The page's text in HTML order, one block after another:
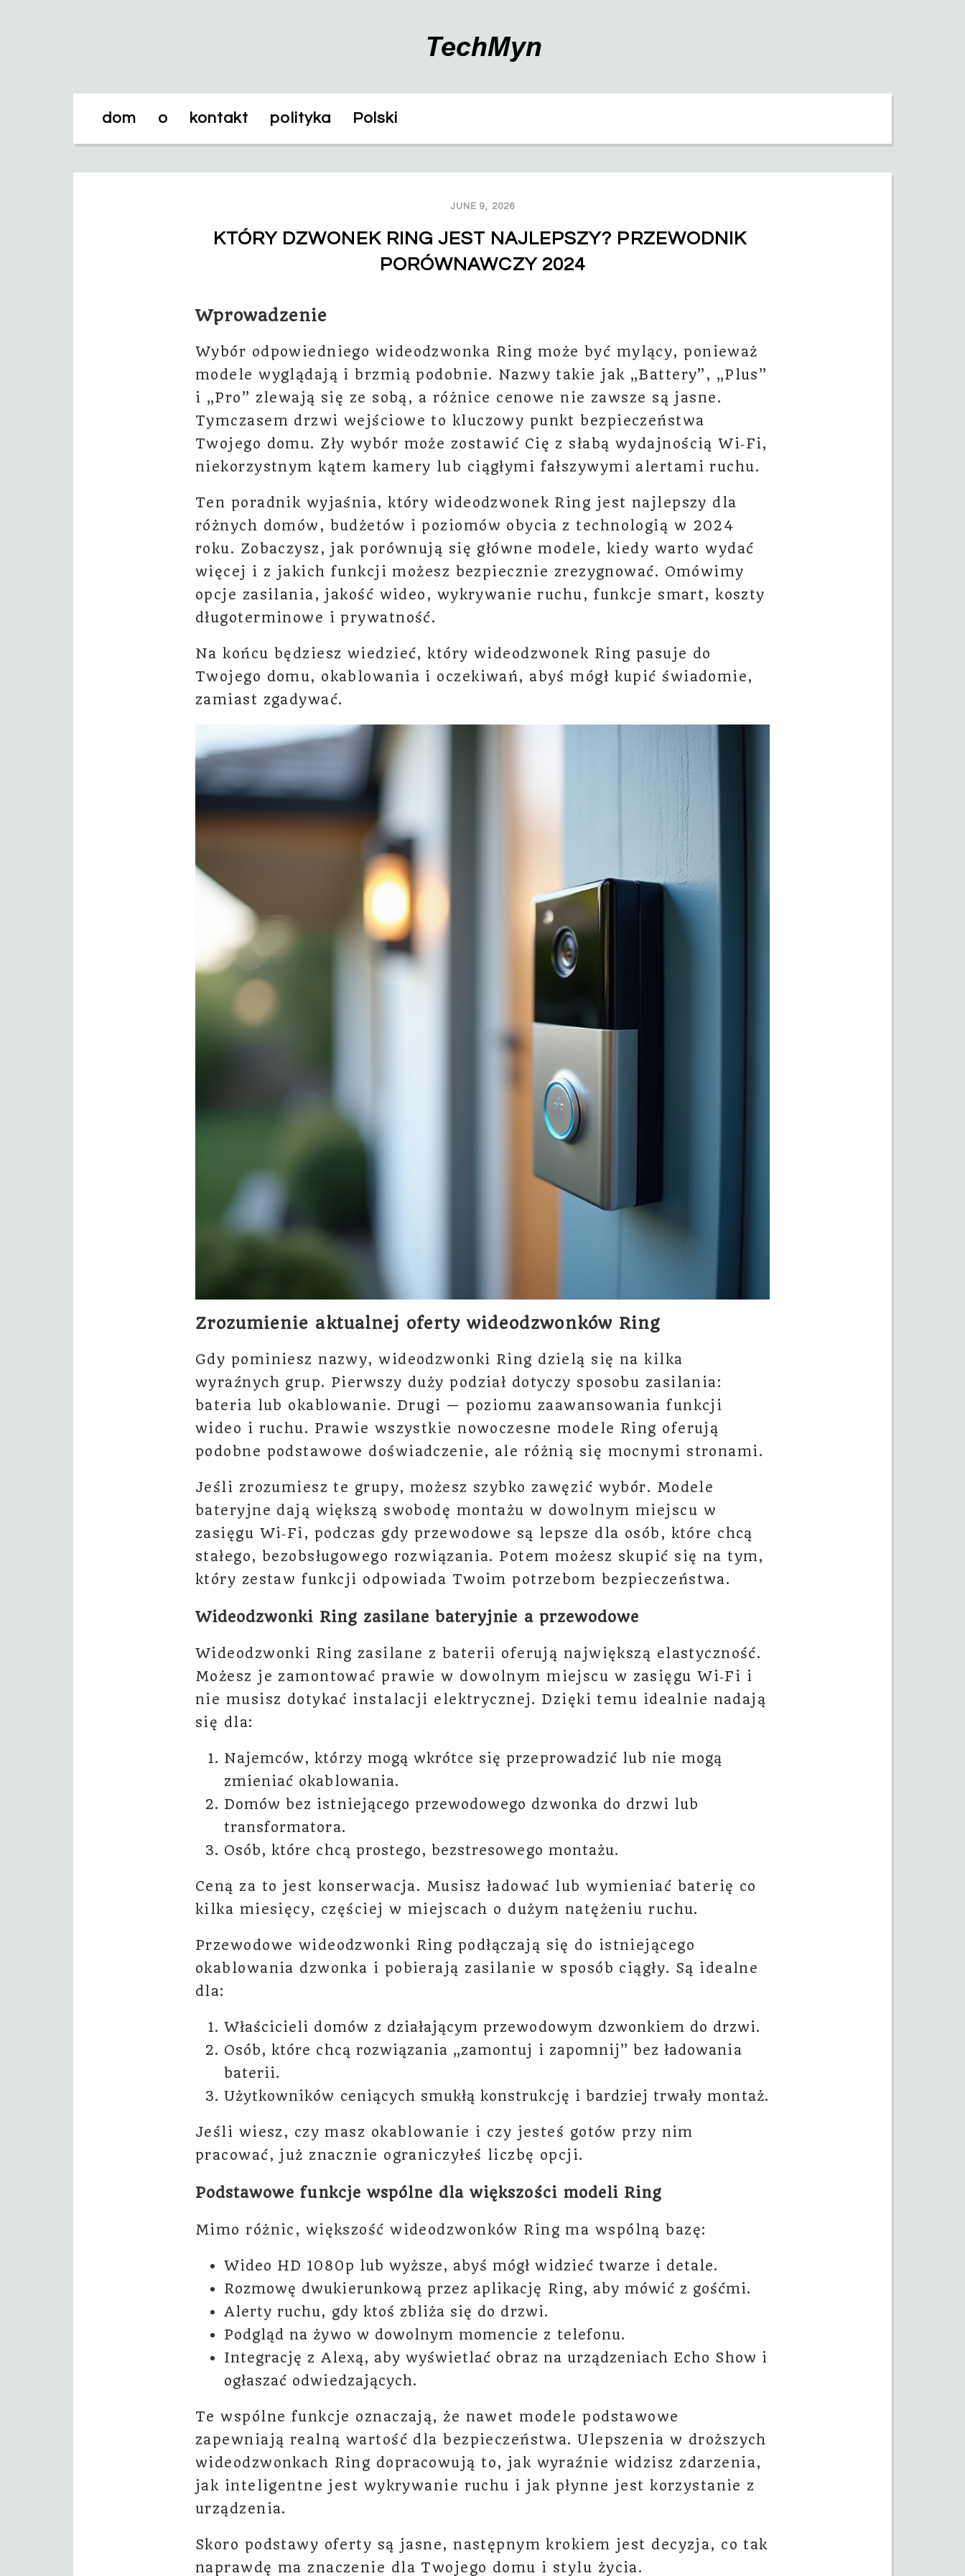
dom o kontakt polityka Polski
JUNE 9, 2026
KTÓRY DZWONEK RING JEST NAJLEPSZY? PRZEWODNIK
PORÓWNAWCZY 2024
Wprowadzenie
Wybór odpowiedniego wideodzwonka Ring może być mylący, ponieważ
modele wyglądają i brzmią podobnie. Nazwy takie jak „Battery”, „Plus”
i „Pro” zlewają się ze sobą, a różnice cenowe nie zawsze są jasne.
Tymczasem drzwi wejściowe to kluczowy punkt bezpieczeństwa
Twojego domu. Zły wybór może zostawić Cię z słabą wydajnością Wi‑Fi,
niekorzystnym kątem kamery lub ciągłymi fałszywymi alertami ruchu.
Ten poradnik wyjaśnia, który wideodzwonek Ring jest najlepszy dla
różnych domów, budżetów i poziomów obycia z technologią w 2024
roku. Zobaczysz, jak porównują się główne modele, kiedy warto wydać
więcej i z jakich funkcji możesz bezpiecznie zrezygnować. Omówimy
opcje zasilania, jakość wideo, wykrywanie ruchu, funkcje smart, koszty
długoterminowe i prywatność.
Na końcu będziesz wiedzieć, który wideodzwonek Ring pasuje do
Twojego domu, okablowania i oczekiwań, abyś mógł kupić świadomie,
zamiast zgadywać.
Zrozumienie aktualnej oferty wideodzwonków Ring
Gdy pominiesz nazwy, wideodzwonki Ring dzielą się na kilka
wyraźnych grup. Pierwszy duży podział dotyczy sposobu zasilania:
bateria lub okablowanie. Drugi — poziomu zaawansowania funkcji
wideo i ruchu. Prawie wszystkie nowoczesne modele Ring oferują
podobne podstawowe doświadczenie, ale różnią się mocnymi stronami.
Jeśli zrozumiesz te grupy, możesz szybko zawęzić wybór. Modele
bateryjne dają większą swobodę montażu w dowolnym miejscu w
zasięgu Wi‑Fi, podczas gdy przewodowe są lepsze dla osób, które chcą
stałego, bezobsługowego rozwiązania. Potem możesz skupić się na tym,
który zestaw funkcji odpowiada Twoim potrzebom bezpieczeństwa.
Wideodzwonki Ring zasilane bateryjnie a przewodowe
Wideodzwonki Ring zasilane z baterii oferują największą elastyczność.
Możesz je zamontować prawie w dowolnym miejscu w zasięgu Wi‑Fi i
nie musisz dotykać instalacji elektrycznej. Dzięki temu idealnie nadają
się dla:
Najemców, którzy mogą wkrótce się przeprowadzić lub nie mogą
zmieniać okablowania.
Domów bez istniejącego przewodowego dzwonka do drzwi lub
transformatora.
Osób, które chcą prostego, bezstresowego montażu.
Ceną za to jest konserwacja. Musisz ładować lub wymieniać baterię co
kilka miesięcy, częściej w miejscach o dużym natężeniu ruchu.
Przewodowe wideodzwonki Ring podłączają się do istniejącego
okablowania dzwonka i pobierają zasilanie w sposób ciągły. Są idealne
dla:
Właścicieli domów z działającym przewodowym dzwonkiem do drzwi.
Osób, które chcą rozwiązania „zamontuj i zapomnij” bez ładowania
baterii.
Użytkowników ceniących smukłą konstrukcję i bardziej trwały montaż.
Jeśli wiesz, czy masz okablowanie i czy jesteś gotów przy nim
pracować, już znacznie ograniczyłeś liczbę opcji.
Podstawowe funkcje wspólne dla większości modeli Ring
Mimo różnic, większość wideodzwonków Ring ma wspólną bazę:
Wideo HD 1080p lub wyższe, abyś mógł widzieć twarze i detale.
Rozmowę dwukierunkową przez aplikację Ring, aby mówić z gośćmi.
Alerty ruchu, gdy ktoś zbliża się do drzwi.
Podgląd na żywo w dowolnym momencie z telefonu.
Integrację z Alexą, aby wyświetlać obraz na urządzeniach Echo Show i
ogłaszać odwiedzających.
Te wspólne funkcje oznaczają, że nawet modele podstawowe
zapewniają realną wartość dla bezpieczeństwa. Ulepszenia w droższych
wideodzwonkach Ring dopracowują to, jak wyraźnie widzisz zdarzenia,
jak inteligentne jest wykrywanie ruchu i jak płynne jest korzystanie z
urządzenia.
Skoro podstawy oferty są jasne, następnym krokiem jest decyzja, co tak
naprawdę ma znaczenie dla Twojego domu i stylu życia.